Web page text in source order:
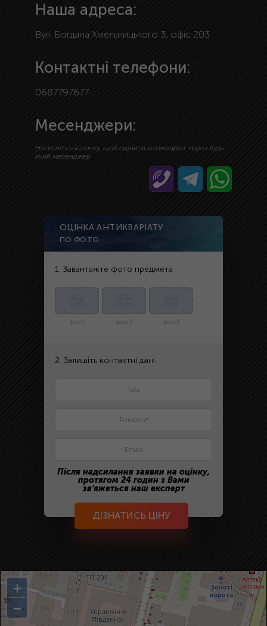
Наша адреса:
Вул. Богдана Хмельницького 3, офіс 203
Контактні телефони:
0687797677
Месенджери:
Натисніть на іконку, щоб оцінити антикваріат через будь-
який месенджер
ОЦІНКА АНТИКВАРІАТУ
ПО ФОТО
1. Завантажте фото предмета
фото 1 фото 2 фото 3
2. Залишіть контактні дані
Після надсилання заявки на оцінку,
протягом 24 годин з Вами
зв'яжеться наш експерт
ДІЗНАТИСЬ ЦІНУ
+
−